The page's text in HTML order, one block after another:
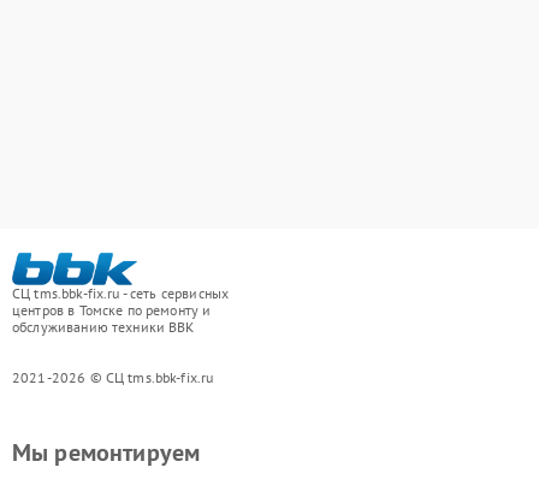
СЦ tms.bbk-fix.ru - сеть сервисных
центров в Томске по ремонту и
обслуживанию техники BBK
2021-2026 © СЦ tms.bbk-fix.ru
Мы ремонтируем